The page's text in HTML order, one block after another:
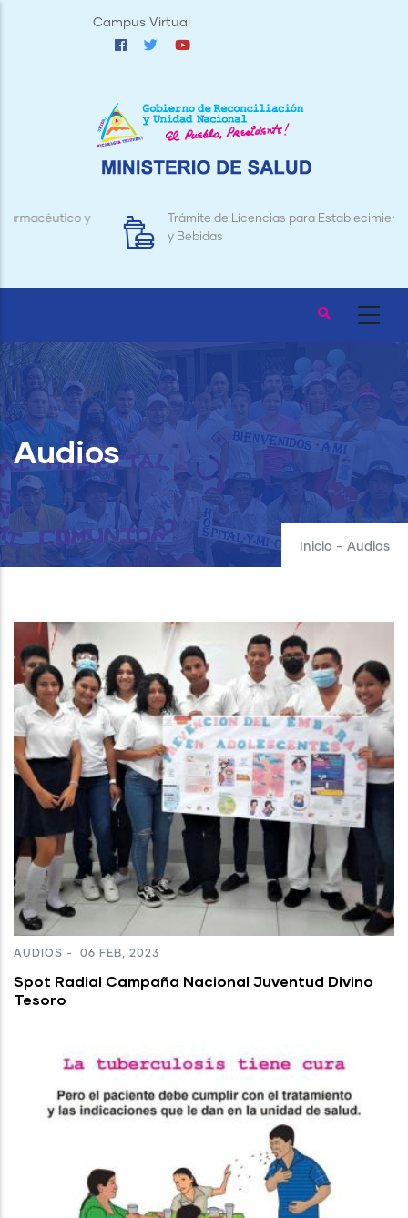
Campus Virtual
Trámite de Licencias para Establecimientos de Alimentos
Audios
Inicio - Audios
AUDIOS - 06 FEB, 2023
Spot Radial Campaña Nacional Juventud Divino
Tesoro